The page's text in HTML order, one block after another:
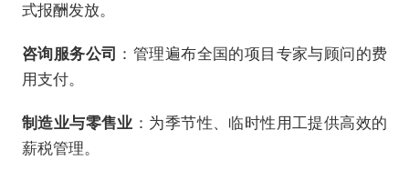
式报酬发放。
咨询服务公司 ：管理遍布全国的项目专家与顾问的费
用支付。
制造业与零售业 ：为季节性、临时性用工提供高效的
薪税管理。